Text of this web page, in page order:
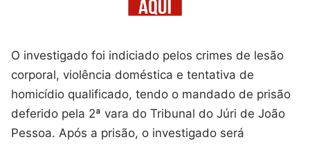
O investigado foi indiciado pelos crimes de lesão
corporal, violência doméstica e tentativa de
homicídio qualificado, tendo o mandado de prisão
deferido pela 2ª vara do Tribunal do Júri de João
Pessoa. Após a prisão, o investigado será